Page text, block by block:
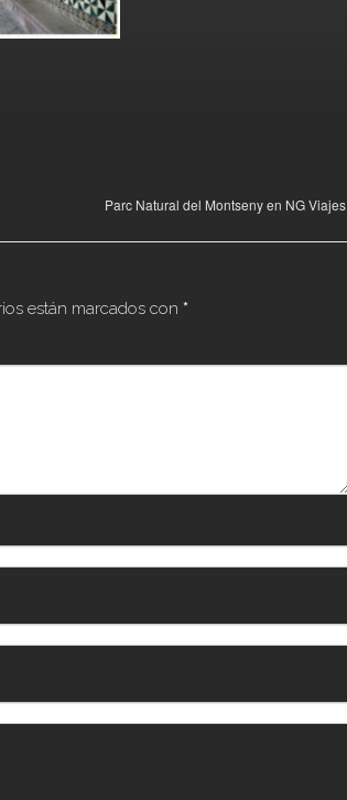
Parc Natural del Montseny en NG Viajes
están marcados con *